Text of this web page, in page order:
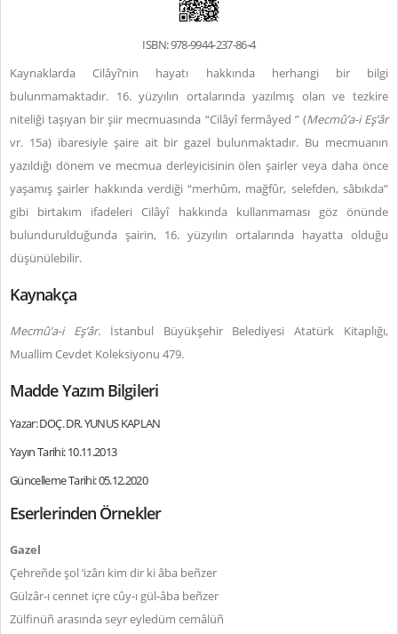
ISBN: 978-9944-237-86-4
Kaynaklarda Cilâyî’nin hayatı hakkında herhangi bir bilgi
bulunmamaktadır. 16. yüzyılın ortalarında yazılmış olan ve tezkire
niteliği taşıyan bir şiir mecmuasında “Cilâyî fermâyed ” (Mecmû’a-i Eş’âr
vr. 15a) ibaresiyle şaire ait bir gazel bulunmaktadır. Bu mecmuanın
yazıldığı dönem ve mecmua derleyicisinin ölen şairler veya daha önce
yaşamış şairler hakkında verdiği “merhûm, mağfûr, selefden, sâbıkda”
gibi birtakım ifadeleri Cilâyî hakkında kullanmaması göz önünde
bulundurulduğunda şairin, 16. yüzyılın ortalarında hayatta olduğu
düşünülebilir.
Kaynakça
Mecmû’a-i Eş’âr.İstanbul Büyükşehir Belediyesi Atatürk Kitaplığı,
Muallim Cevdet Koleksiyonu 479.
Madde Yazım Bilgileri
Yazar: DOÇ. DR. YUNUS KAPLAN
Yayın Tarihi: 10.11.2013
Güncelleme Tarihi: 05.12.2020
Eserlerinden Örnekler
Gazel
Çehreñde şol ‘izârı kim dir ki âba beñzer
Gülzâr-ı cennet içre cûy-ı gül-âba beñzer
Zülfinüñ arasında seyr eyledüm cemâlüñ